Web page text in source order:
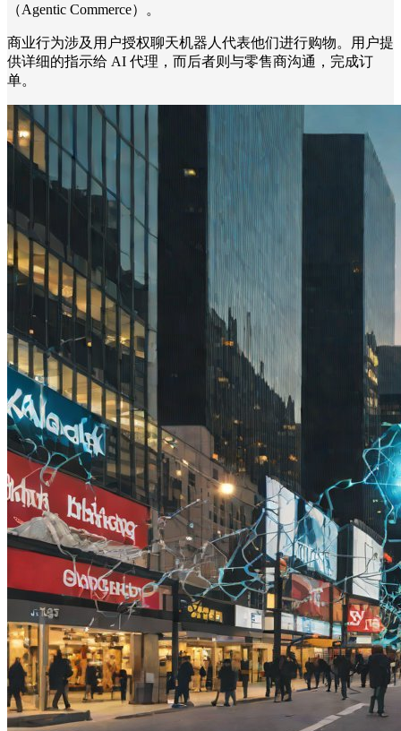
（Agentic Commerce）。
商业行为涉及用户授权聊天机器人代表他们进行购物。用户提
供详细的指示给 AI 代理，而后者则与零售商沟通，完成订
单。